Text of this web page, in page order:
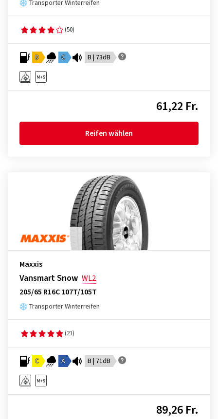
Transporter Winterreifen
(50)
D C B | 73dB
61,22 Fr.
Reifen wählen
Maxxis
Vansmart Snow WL2
205/65 R16C 107T/105T
Transporter Winterreifen
(21)
C A B | 71dB
89,26 Fr.